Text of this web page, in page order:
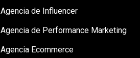
Agencia de Influencer
Agencia de Performance Marketing
Agencia Ecommerce